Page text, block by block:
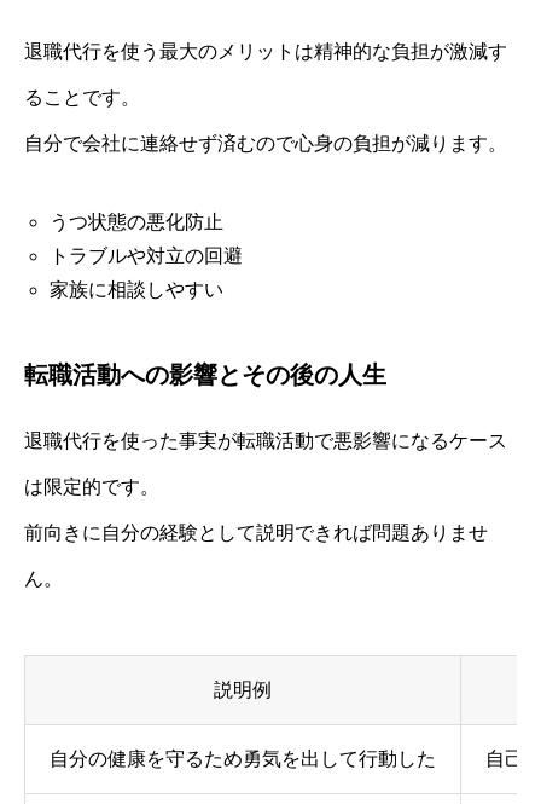
退職代行を使う最大のメリットは精神的な負担が激減す
ることです。
自分で会社に連絡せず済むので心身の負担が減ります。
うつ状態の悪化防止
トラブルや対立の回避
家族に相談しやすい
転職活動への影響とその後の人生
退職代行を使った事実が転職活動で悪影響になるケース
は限定的です。
前向きに自分の経験として説明できれば問題ありませ
ん。
説明例
自分の健康を守るため勇気を出して行動した 自己